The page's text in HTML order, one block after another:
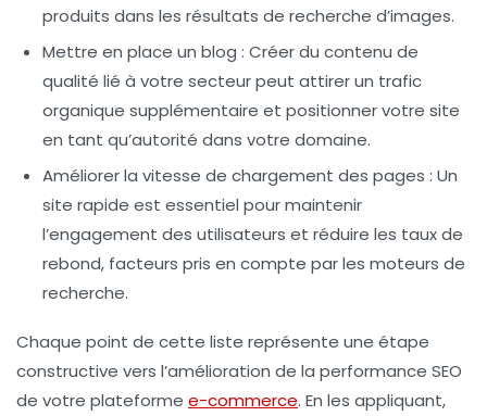
produits dans les résultats de recherche d’images.
Mettre en place un blog : Créer du contenu de
qualité lié à votre secteur peut attirer un trafic
organique supplémentaire et positionner votre site
en tant qu’autorité dans votre domaine.
Améliorer la vitesse de chargement des pages : Un
site rapide est essentiel pour maintenir
l’engagement des utilisateurs et réduire les taux de
rebond, facteurs pris en compte par les moteurs de
recherche.
Chaque point de cette liste représente une étape
constructive vers l’amélioration de la performance SEO
de votre plateforme e-commerce. En les appliquant,